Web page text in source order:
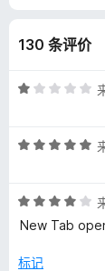
s
e
C
o
n
130 条评价
评
/评
/
5
评
分
/
New Tab
标记